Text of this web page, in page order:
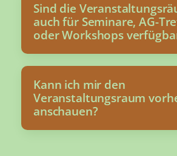
Sind die
auch für Seminare, AG-
oder Workshops
Kann ich mir den
Veranstaltungsraum
anschauen?